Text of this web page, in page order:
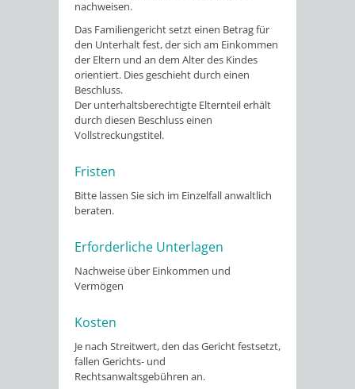
nachweisen.
Das Familiengericht setzt einen Betrag für
den Unterhalt fest, der sich am Einkommen
der Eltern und an dem Alter des Kindes
orientiert. Dies geschieht durch einen
Beschluss.
Der unterhaltsberechtigte Elternteil erhält
durch diesen Beschluss einen
Vollstreckungstitel.
Fristen
Bitte lassen Sie sich im Einzelfall anwaltlich
beraten.
Erforderliche Unterlagen
Nachweise über Einkommen und
Vermögen
Kosten
Je nach Streitwert, den das Gericht festsetzt,
fallen Gerichts- und
Rechtsanwaltsgebühren an.